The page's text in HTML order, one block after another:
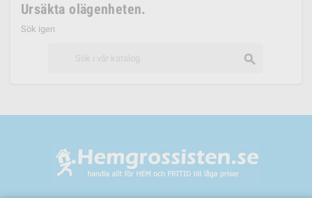
Ursäkta olägenheten.
Sök igen
search